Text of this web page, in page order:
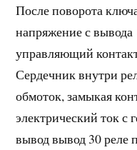
После поворота
напряжение с вывода
управляющий
Сердечник внутри
обмоток, замыкая
электрический ток с
вывод вывод 30 реле